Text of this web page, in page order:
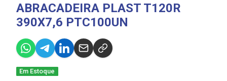
ABRACADEIRA PLAST T120R
390X7,6 PTC100UN
Em Estoque